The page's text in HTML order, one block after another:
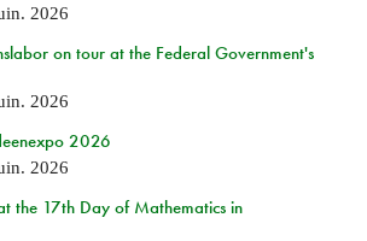
2026
on tour at the Federal Government's
2026
2026
2026
the 17th Day of Mathematics in